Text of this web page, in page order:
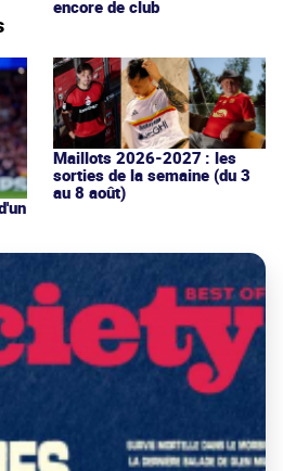
encore de club
Maillots 2026-2027 : les
sorties de la semaine (du 3
au 8 août)